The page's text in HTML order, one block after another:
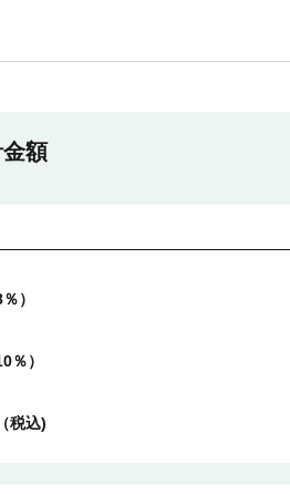
額
）
％）
税込)